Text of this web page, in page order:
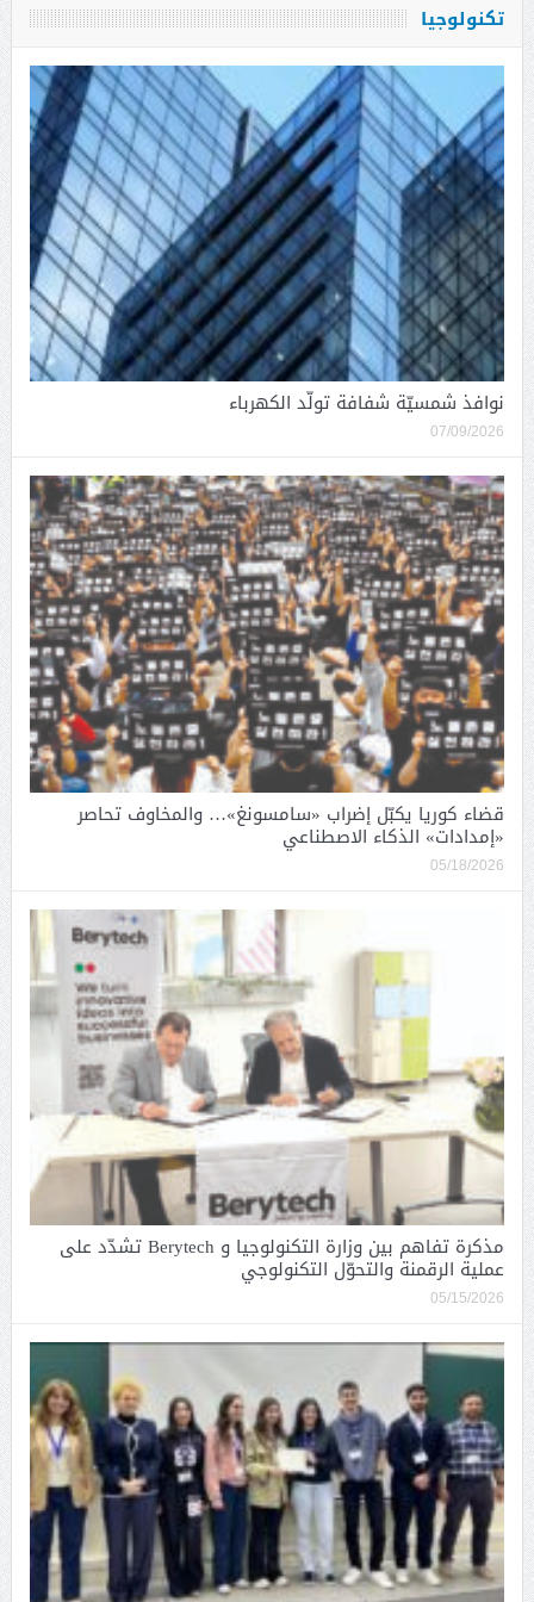
تكنولوجيا
نوافذ شمسيّة شفافة تولّد الكهرباء
07/09/2026
قضاء كوريا يكبّل إضراب «سامسونغ»… والمخاوف تحاصر
«إمدادات» الذكاء الاصطناعي
05/18/2026
مذكرة تفاهم بين وزارة التكنولوجيا و Berytech تشدّد على
عملية الرقمنة والتحوّل التكنولوجي
05/15/2026